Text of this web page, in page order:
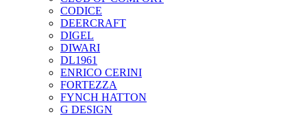
CODICE
DEERCRAFT
DIGEL
DIWARI
DL1961
ENRICO CERINI
FORTEZZA
FYNCH HATTON
G DESIGN